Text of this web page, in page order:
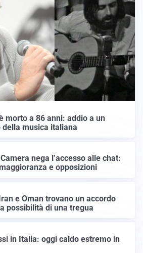
morto a 86 anni: addio a un
musica italiana
nega l’accesso alle chat:
e opposizioni
e Oman trovano un accordo
possibilità di una tregua
in Italia: oggi caldo estremo in